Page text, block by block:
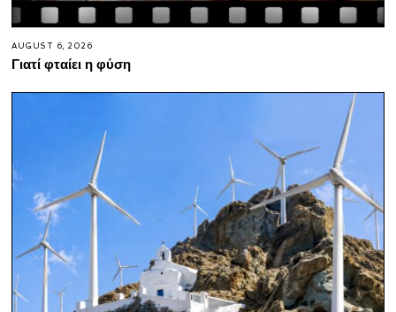
AUGUST 6, 2026
Γιατί φταίει η φύση